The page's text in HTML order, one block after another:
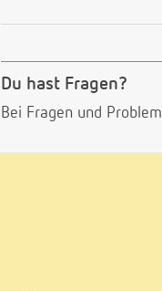
Du hast Fragen?
Bei Fragen und